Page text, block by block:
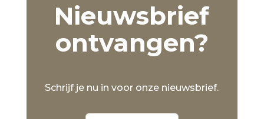
Nieuwsbrief
ontvangen?
Schrijf je nu in voor onze nieuwsbrief.